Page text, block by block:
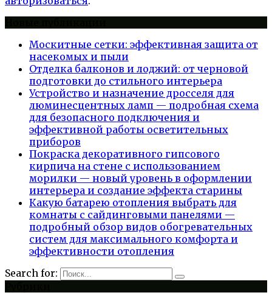
Москитные сетки: эффективная защита от
насекомых и пыли
Отделка балконов и лоджий: от черновой
подготовки до стильного интерьера
Устройство и назначение дросселя для
люминесцентных ламп — подробная схема
для безопасного подключения и
эффективной работы осветительных
приборов
Покраска декоративного гипсового
кирпича на стене с использованием
морилки — новый уровень в оформлении
интерьера и создание эффекта старины
Какую батарею отопления выбрать для
комнаты с сайдинговыми панелями —
подробный обзор видов обогревательных
систем для максимального комфорта и
эффективности отопления
Search for: